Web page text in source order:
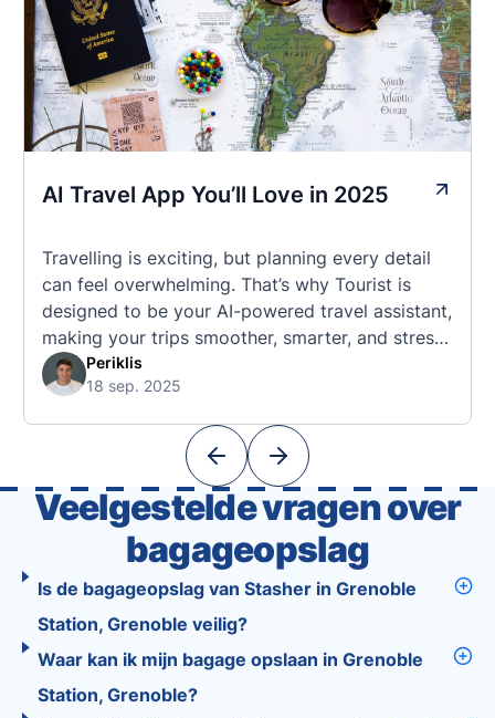
AI Travel App You’ll Love in 2025
Travelling is exciting, but planning every detail
can feel overwhelming. That’s why Tourist is
designed to be your AI-powered travel assistant,
making your trips smoother, smarter, and stress-
free. 🧭 What Makes the Tourist App Unique?
Unlike standard travel apps, Tourist combines
With Tourist, your trip planning becomes as
Periklis
18 sep. 2025
Veelgestelde vragen over
bagageopslag
Is de bagageopslag van Stasher in Grenoble
Station, Grenoble veilig?
Waar kan ik mijn bagage opslaan in Grenoble
Station, Grenoble?